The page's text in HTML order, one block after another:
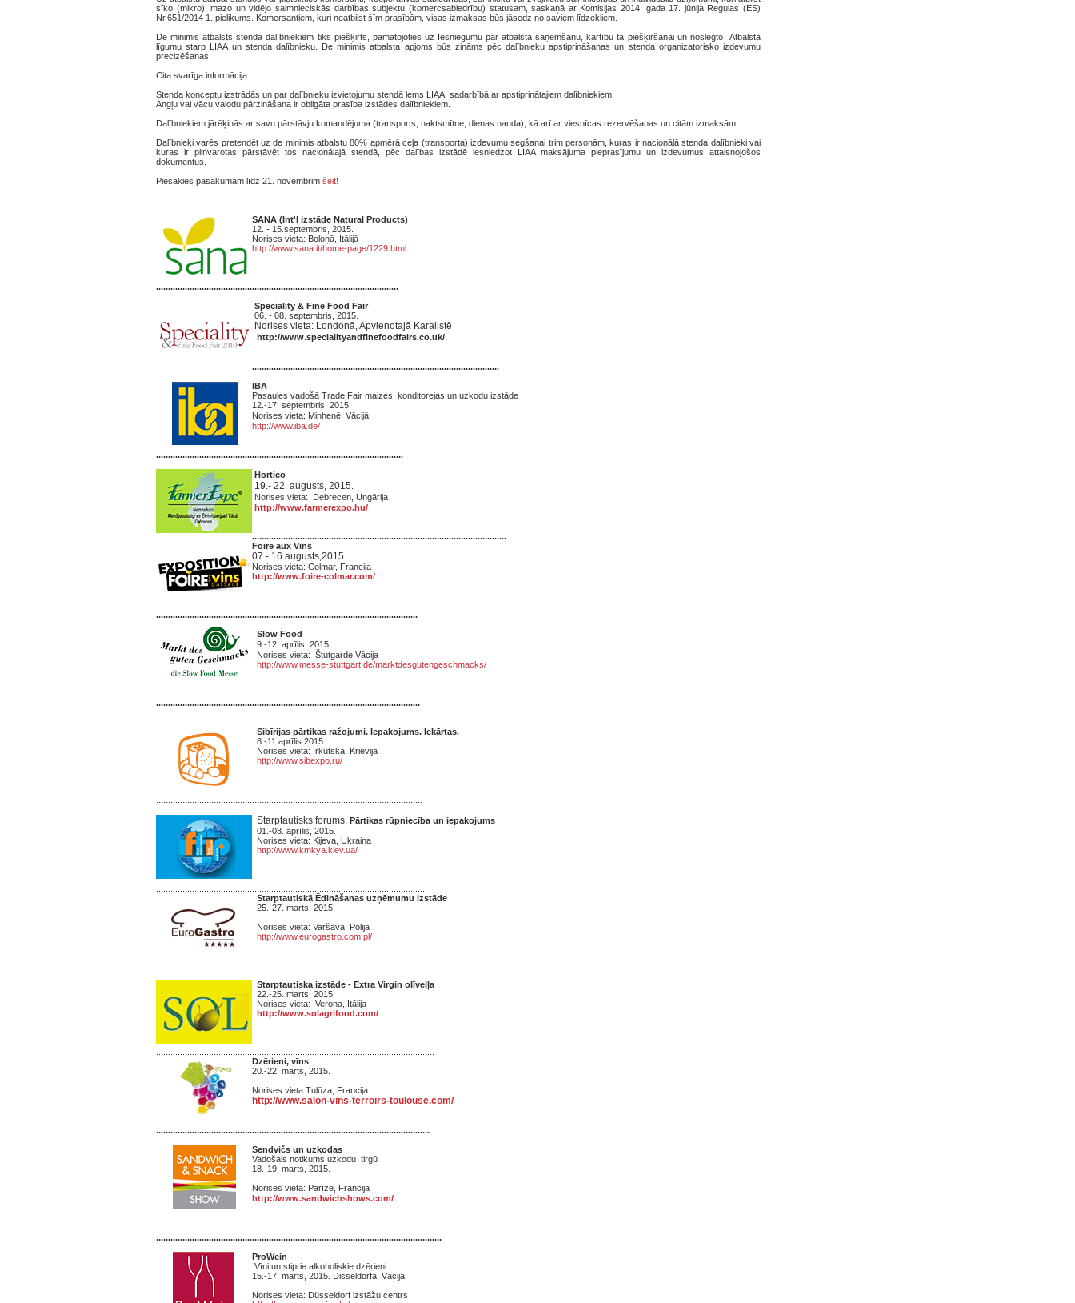
sīko (mikro), mazo un vidējo saimnieciskās darbības subjektu (komercsabiedrību) statusam, saskaņā ar Komisijas 2014. gada 17. jūnija Regulas (ES)
Nr.651/2014 1. pielikums. Komersantiem, kuri neatbilst šīm prasībām, visas izmaksas būs jāsedz no saviem līdzekļiem.
De minimis atbalsts stenda dalībniekiem tiks piešķirts, pamatojoties uz Iesniegumu par atbalsta saņemšanu, kārtību tā piešķiršanai un noslēgto Atbalsta
līgumu starp LIAA un stenda dalībnieku. De minimis atbalsta apjoms būs zināms pēc dalībnieku apstiprināšanas un stenda organizatorisko izdevumu
precizēšanas.
Cita svarīga informācija:
Stenda konceptu izstrādās un par dalībnieku izvietojumu stendā lems LIAA, sadarbībā ar apstiprinātajiem dalībniekiem
Angļu vai vācu valodu pārzināšana ir obligāta prasība izstādes dalībniekiem.
Dalībniekiem jārēķinās ar savu pārstāvju komandējuma (transports, naktsmītne, dienas nauda), kā arī ar viesnīcas rezervēšanas un citām izmaksām.
Dalībnieki varēs pretendēt uz de minimis atbalstu 80% apmērā ceļa (transporta) izdevumu segšanai trim personām, kuras ir nacionālā stenda dalībnieki vai
kuras ir pilnvarotas pārstāvēt tos nacionālajā stendā, pēc dalības izstādē iesniedzot LIAA maksājuma pieprasījumu un izdevumus attaisnojošos
dokumentus.
Piesakies pasākumam līdz 21. novembrim šeit!
SANA (Int'l izstāde Natural Products)
12. - 15.septembris, 2015.
Norises vieta: Boloņā, Itālijā
http://www.sana.it/home-page/1229.html
.....................................................................................................
Speciality & Fine Food Fair
06. - 08. septembris, 2015.
Norises vieta: Londonā, Apvienotajā Karalistē
http://www.specialityandfinefoodfairs.co.uk/
.......................................................................................................
IBA
Pasaules vadošā Trade Fair maizes, konditorejas un uzkodu izstāde
12.-17. septembris, 2015
Norises vieta: Minhenē, Vācijā
http://www.iba.de/
.......................................................................................................
Hortico
19.- 22. augusts, 2015.
Norises vieta: Debrecen, Ungārija
http://www.farmerexpo.hu/
..........................................................................................................
Foire aux Vins
07.- 16.augusts,2015.
Norises vieta: Colmar, Francija
http://www.foire-colmar.com/
.............................................................................................................
Slow Food
9.-12. aprīlis, 2015.
Norises vieta: Štutgarde Vācija
http://www.messe-stuttgart.de/marktdesgutengeschmacks/
..............................................................................................................
Sibīrijas pārtikas ražojumi. Iepakojums. Iekārtas.
8.-11.aprīlis 2015.
Norises vieta: Irkutska, Krievija
http://www.sibexpo.ru/
...............................................................................................................
Starptautisks forums. Pārtikas rūpniecība un iepakojums
01.-03. aprīlis, 2015.
Norises vieta: Kijeva, Ukraina
http://www.kmkya.kiev.ua/
Starptautiskā Ēdināšanas uzņēmumu izstāde
25.-27. marts, 2015.
Norises vieta: Varšava, Polija
http://www.eurogastro.com.pl/
Starptautiska izstāde - Extra Virgin olīveļļa
22.-25. marts, 2015.
Norises vieta: Verona, Itālija
http://www.solagrifood.com/
Dzērieni, vīns
20.-22. marts, 2015.
Norises vieta:Tulūza, Francija
http://www.salon-vins-terroirs-toulouse.com/
..................................................................................................................
Sendvičs un uzkodas
Vadošais notikums uzkodu tirgū
18.-19. marts, 2015.
Norises vieta: Parīze, Francija
http://www.sandwichshows.com/
.......................................................................................................................
ProWein
Vīni un stiprie alkoholiskie dzērieni
15.-17. marts, 2015. Disseldorfa, Vācija
Norises vieta: Düsseldorf izstāžu centrs